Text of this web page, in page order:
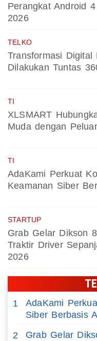
Perangkat Android
2026
TELKO
Transformasi Digital
Dilakukan Tuntas
TI
XLSMART
Muda dengan
TI
AdaKami Perkuat
Keamanan Siber
STARTUP
Grab Gelar Dikson
Traktir Driver
2026
1
AdaKami
Siber Berbasis
2
Grab Gelar